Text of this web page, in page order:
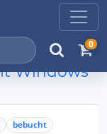
0
Windows
bebucht